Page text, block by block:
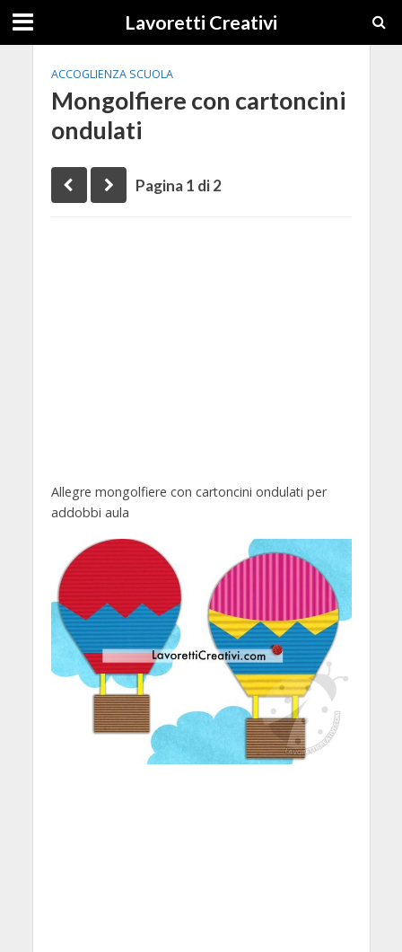
Lavoretti Creativi
ACCOGLIENZA SCUOLA
Mongolfiere con cartoncini
ondulati
Pagina 1 di 2
Allegre mongolfiere con cartoncini ondulati per
addobbi aula